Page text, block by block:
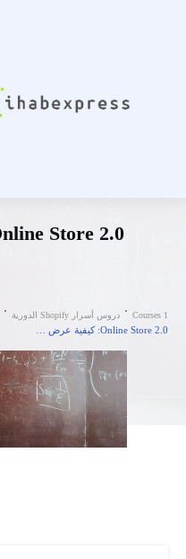
Courses 1 دروس أسرار Shopify الدورية